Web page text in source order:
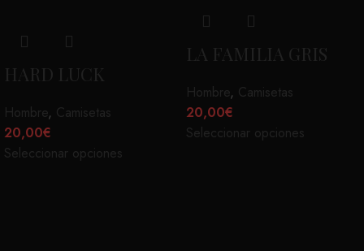
HARD LUCK
Hombre, Camisetas
20,00€
Seleccionar opciones
LA FAMILIA GRIS
Hombre, Camisetas
20,00€
Seleccionar opciones